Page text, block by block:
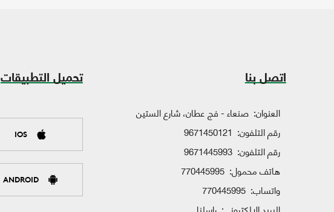
اتصل بنا
العنوان: صنعاء - فج عطان، شارع الستين
رقم التلفون: 9671450121
رقم التلفون: 9671445993
هاتف محمول: 770445995
واتساب: 770445995
تحميل التطبيقات
IOS
ANDROID